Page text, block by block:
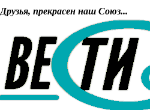
Друзья, прекрасен наш Союз...